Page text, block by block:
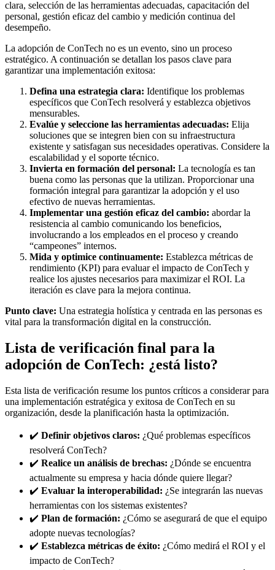
clara, selección de las herramientas adecuadas, capacitación del
personal, gestión eficaz del cambio y medición continua del
desempeño.
La adopción de ConTech no es un evento, sino un proceso
estratégico. A continuación se detallan los pasos clave para
garantizar una implementación exitosa:
Defina una estrategia clara: Identifique los problemas
específicos que ConTech resolverá y establezca objetivos
mensurables.
Evalúe y seleccione las herramientas adecuadas: Elija
soluciones que se integren bien con su infraestructura
existente y satisfagan sus necesidades operativas. Considere la
escalabilidad y el soporte técnico.
Invierta en formación del personal: La tecnología es tan
buena como las personas que la utilizan. Proporcionar una
formación integral para garantizar la adopción y el uso
efectivo de nuevas herramientas.
Implementar una gestión eficaz del cambio: abordar la
resistencia al cambio comunicando los beneficios,
involucrando a los empleados en el proceso y creando
“campeones” internos.
Mida y optimice continuamente: Establezca métricas de
rendimiento (KPI) para evaluar el impacto de ConTech y
realice los ajustes necesarios para maximizar el ROI. La
iteración es clave para la mejora continua.
Punto clave: Una estrategia holística y centrada en las personas es
vital para la transformación digital en la construcción.
Lista de verificación final para la
adopción de ConTech: ¿está listo?
Esta lista de verificación resume los puntos críticos a considerar para
una implementación estratégica y exitosa de ConTech en su
organización, desde la planificación hasta la optimización.
✔️ Definir objetivos claros: ¿Qué problemas específicos
resolverá ConTech?
✔️ Realice un análisis de brechas: ¿Dónde se encuentra
actualmente su empresa y hacia dónde quiere llegar?
✔️ Evaluar la interoperabilidad: ¿Se integrarán las nuevas
herramientas con los sistemas existentes?
✔️ Plan de formación: ¿Cómo se asegurará de que el equipo
adopte nuevas tecnologías?
✔️ Establezca métricas de éxito: ¿Cómo medirá el ROI y el
impacto de ConTech?